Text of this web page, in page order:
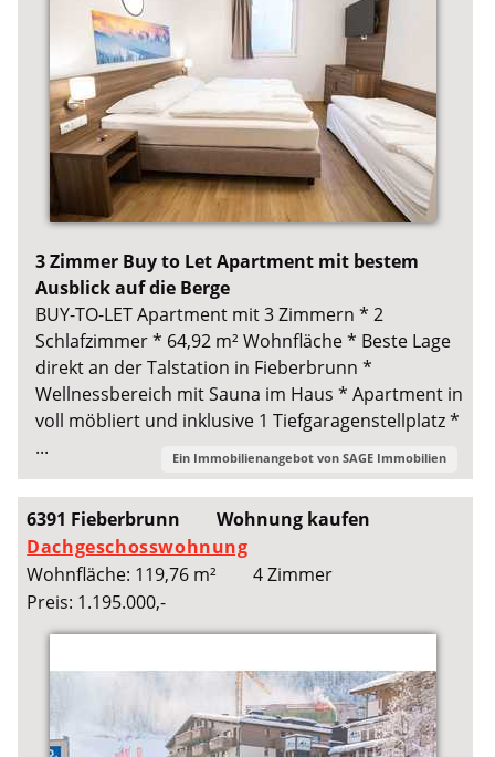
3 Zimmer Buy to Let Apartment mit bestem
Ausblick auf die Berge
BUY-TO-LET Apartment mit 3 Zimmern * 2
Schlafzimmer * 64,92 m² Wohnfläche * Beste Lage
direkt an der Talstation in Fieberbrunn *
Wellnessbereich mit Sauna im Haus * Apartment in
voll möbliert und inklusive 1 Tiefgaragenstellplatz *
...
Ein Immobilienangebot von SAGE Immobilien
6391 Fieberbrunn
Wohnung kaufen
Dachgeschosswohnung
Wohnfläche: 119,76 m²
4 Zimmer
Preis: 1.195.000,-